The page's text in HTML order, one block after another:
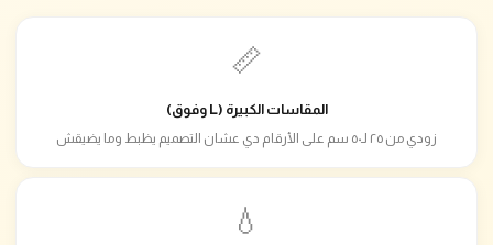
📏
المقاسات الكبيرة (L وفوق)
زودي من ٢٥ لـ٥٠ سم على الأرقام دي عشان التصميم يظبط وما يضيقش
💧